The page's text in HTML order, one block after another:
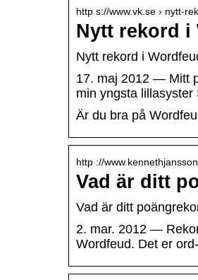
http s://www.vk.se › nytt-
Nytt rekord i
Nytt rekord i
17. maj 2012 — Mitt
min yngsta
Är du bra på
http ://
Vad är ditt
Vad är ditt
2. mar. 2012 —
Wordfeud. Det er